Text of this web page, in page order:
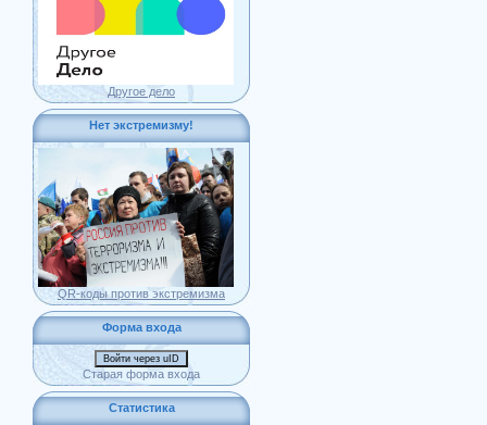
Другое дело
Нет экстремизму!
QR-коды против экстремизма
Форма входа
Войти через uID
Старая форма входа
Статистика